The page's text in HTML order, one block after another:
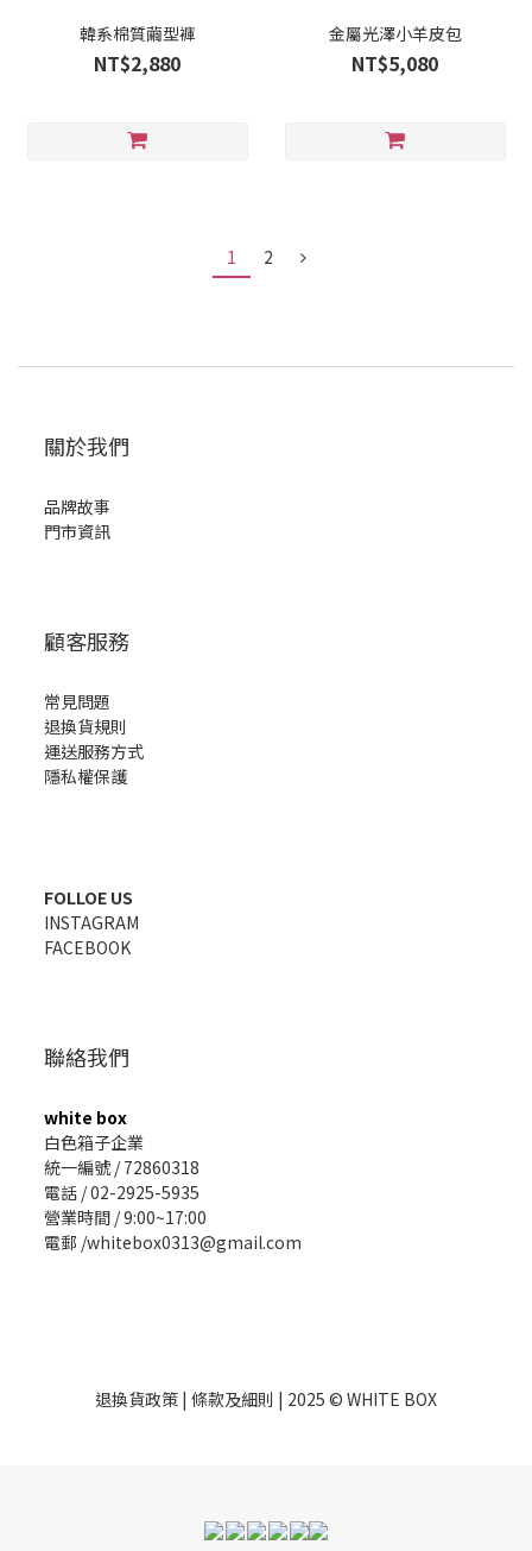
韓系棉質繭型褲
NT$2,880
金屬光澤小羊皮包
NT$5,080
1 2
關於我們
品牌故事
門市資訊
顧客服務
常見問題
退換貨規則
運送服務方式
隱私權保護
FOLLOE US
INSTAGRAM
FACEBOOK
聯絡我們
white box
白色箱子企業
統一編號 / 72860318
電話 / 02-2925-5935
營業時間 / 9:00~17:00
電郵 /whitebox0313@gmail.com
退換貨政策 | 條款及細則 | 2025 © WHITE BOX